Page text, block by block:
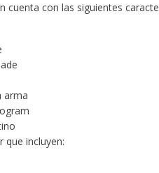
cuenta con las siguientes
arma
que incluyen: